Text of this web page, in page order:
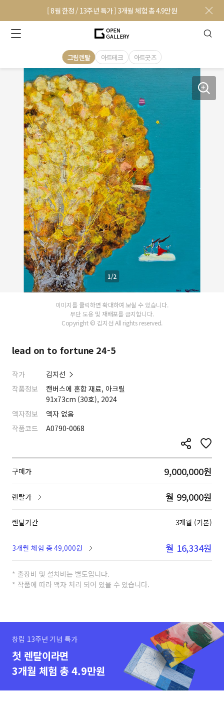
[ 8월 한정 / 13주년 특가 ] 3개월 체험 총 4.9만원
그림렌탈 아트테크 아트굿즈
1/2
이미지를 클릭하면 확대하여 보실 수 있습니다.
무단 도용 및 재배포를 금지합니다.
Copyright © 김지선 All rights reserved.
lead on to fortune 24-5
작가
김지선
작품정보
캔버스에 혼합 재료, 아크릴
91x73cm (30호), 2024
액자정보
액자 없음
작품코드
A0790-0068
구매가 9,000,000원
렌탈가 월 99,000원
렌탈기간 3개월 (기본)
3개월 체험 총 49,000원 월 16,334원
* 출장비 및 설치비는 별도입니다.
* 작품에 따라 액자 처리 되어 있을 수 있습니다.
창립 13주년 기념 특가
첫 렌탈이라면
3개월 체험 총 4.9만원